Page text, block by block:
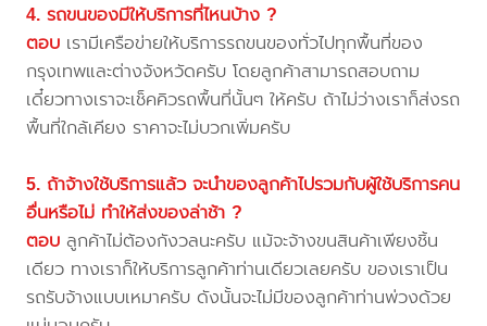
4. รถขนของมีให้บริการที่ไหนบ้าง ?
ตอบ เรามีเครือข่ายให้บริการรถขนของทั่วไปทุกพื้นที่ของ
กรุงเทพและต่างจังหวัดครับ โดยลูกค้าสามารถสอบถาม
เดี๋ยวทางเราจะเช็คคิวรถพื้นที่นั้นๆ ให้ครับ ถ้าไม่ว่างเราก็ส่งรถ
พื้นที่ใกล้เคียง ราคาจะไม่บวกเพิ่มครับ
5. ถ้าจ้างใช้บริการแล้ว จะนำของลูกค้าไปรวมกับผู้ใช้บริการคน
อื่นหรือไม่ ทำให้ส่งของล่าช้า ?
ตอบ ลูกค้าไม่ต้องกังวลนะครับ แม้จะจ้างขนสินค้าเพียงชิ้น
เดียว ทางเราก็ให้บริการลูกค้าท่านเดียวเลยครับ ของเราเป็น
รถรับจ้างแบบเหมาครับ ดังนั้นจะไม่มีของลูกค้าท่านพ่วงด้วย